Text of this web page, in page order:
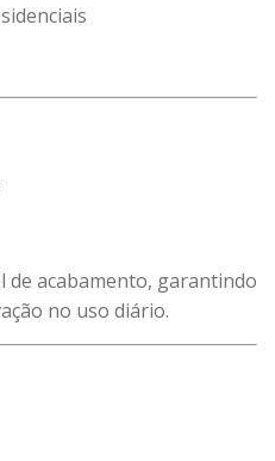
de acabamento, garantindo
no uso diário.